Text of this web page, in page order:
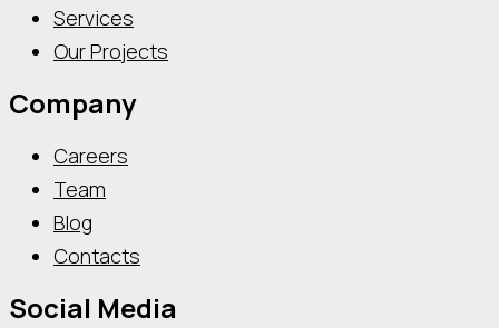
Services
Our Projects
Company
Careers
Team
Blog
Contacts
Social Media